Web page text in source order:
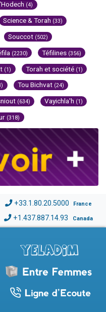
(4)
Science & Torah (33)
Souccot (502)
(2230) Téfilines (356)
(1) Torah et société (1)
Tou Bichvat (24)
(634) Vayichla'h (1)
(318)
+33.1.80.20.5000 France
+1.437.887.14.93 Canada